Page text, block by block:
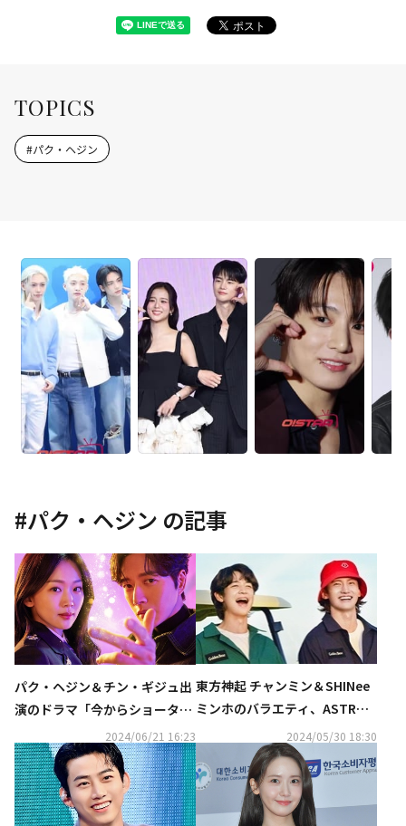
TOPICS
#パク・ヘジン
#パク・ヘジン の記事
パク・ヘジン＆チン・ギジュ出
演のドラマ「今からショータイ
ム」10月2日よりDVD発売決定
2024/06/21 16:23
東方神起 チャンミン＆SHINee
ミンホのバラエティ、ASTRO
の一挙放送まで！6月の衛星劇
場も見どころ満載
2024/05/30 18:30